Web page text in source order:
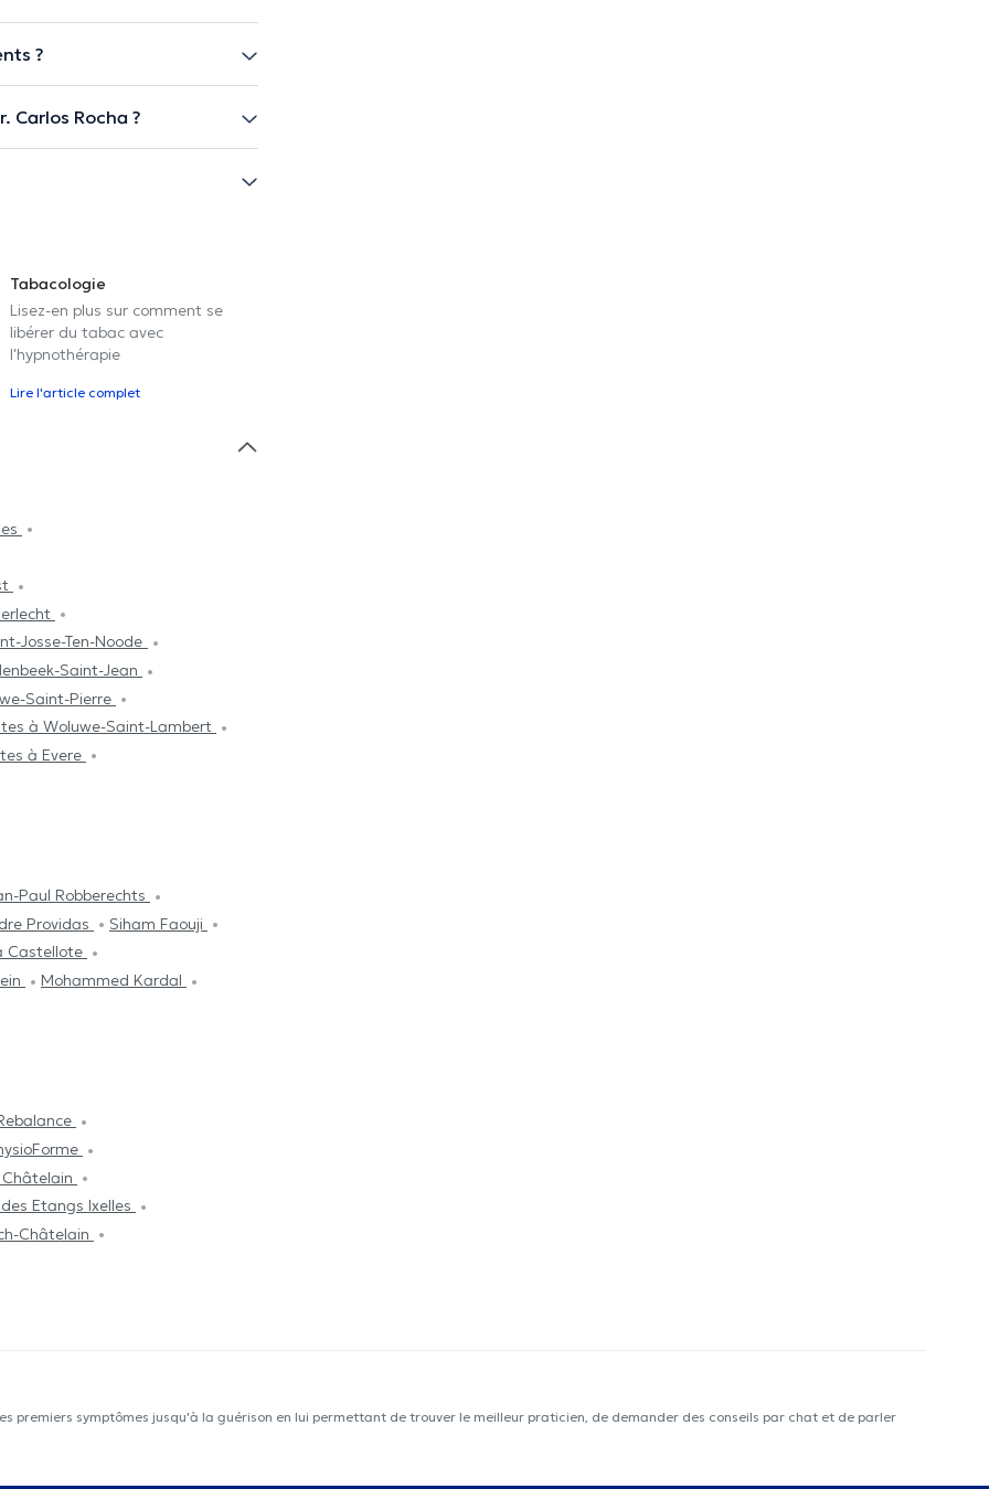
?
Carlos Rocha ?
Tabacologie
Lisez-en plus sur comment se
libérer du tabac avec
l'hypnothérapie
Lire l'article complet
Josse-Ten-Noode
Saint-Jean
Saint-Pierre
à Woluwe-Saint-Lambert
à Evere
Paul Robberechts
Providas
Siham Faouji
Castellote
Mohammed Kardal
Châtelain
Etangs Ixelles
Châtelain
premiers symptômes jusqu'à la guérison en lui permettant de trouver le meilleur praticien, de demander des conseils par chat et de parler